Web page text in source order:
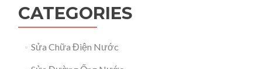
CATEGORIES
Sửa Chữa Điện Nước